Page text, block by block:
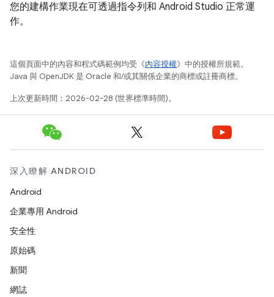
您的建構作業現在可透過指令列和 Android Studio 正常運
作。
這個頁面中的內容和程式碼範例均受《內容授權》中的授權所規範。
Java 與 OpenJDK 是 Oracle 和/或其關係企業的商標或註冊商標。
上次更新時間：2026-02-28 (世界標準時間)。
深入瞭解 ANDROID
Android
企業專用 Android
安全性
原始碼
新聞
網誌